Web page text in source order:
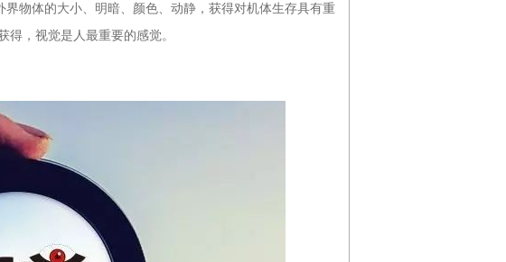
物体的大小、明暗、颜色、动静，获得对机体生存具有重
，视觉是人最重要的感觉。